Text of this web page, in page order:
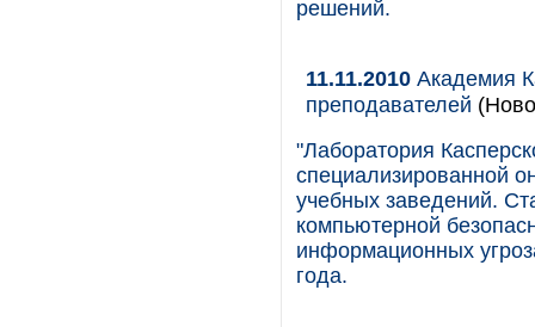
решений.
11.11.2010 Академия
преподавателей
"Лаборатория
специализированной
учебных заведений.
компьютерной
информационных
года.